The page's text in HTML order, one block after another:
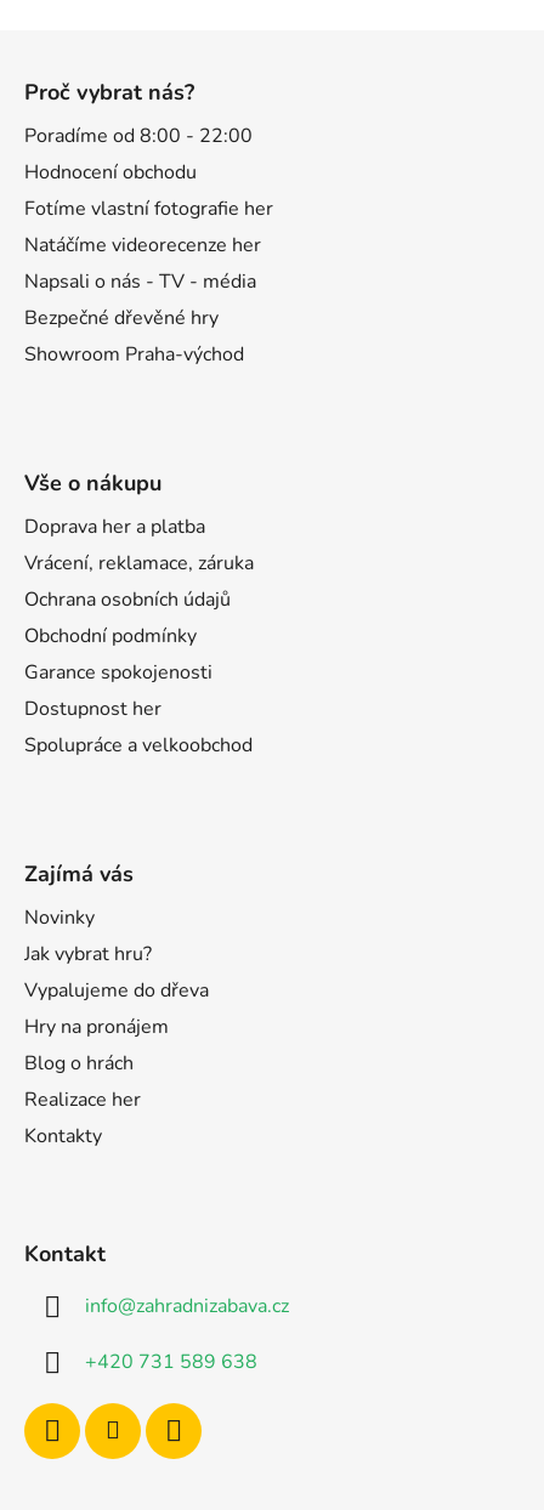
Proč vybrat nás?
Poradíme od 8:00 - 22:00
Hodnocení obchodu
Fotíme vlastní fotografie her
Natáčíme videorecenze her
Napsali o nás - TV - média
Bezpečné dřevěné hry
Showroom Praha-východ
Vše o nákupu
Doprava her a platba
Vrácení, reklamace, záruka
Ochrana osobních údajů
Obchodní podmínky
Garance spokojenosti
Dostupnost her
Spolupráce a velkoobchod
Zajímá vás
Novinky
Jak vybrat hru?
Vypalujeme do dřeva
Hry na pronájem
Blog o hrách
Realizace her
Kontakty
Kontakt
info@zahradnizabava.cz
+420 731 589 638